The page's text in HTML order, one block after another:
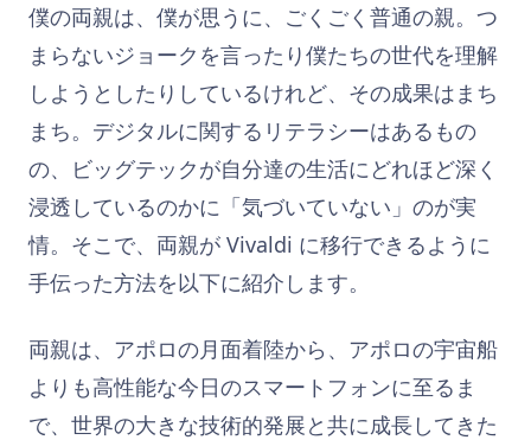
僕の両親は、僕が思うに、ごくごく普通の親。つ
まらないジョークを言ったり僕たちの世代を理解
しようとしたりしているけれど、その成果はまち
まち。デジタルに関するリテラシーはあるもの
の、ビッグテックが自分達の生活にどれほど深く
浸透しているのかに「気づいていない」のが実
情。そこで、両親が Vivaldi に移行できるように
手伝った方法を以下に紹介します。
両親は、アポロの月面着陸から、アポロの宇宙船
よりも高性能な今日のスマートフォンに至るま
で、世界の大きな技術的発展と共に成長してきた